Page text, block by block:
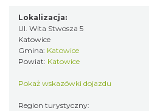
Lokalizacja:
Ul. Wita Stwosza 5
Katowice
Gmina: Katowice
Powiat: Katowice
Pokaż wskazówki dojazdu
Region turystyczny: